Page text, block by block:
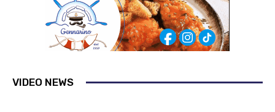
VIDEO NEWS